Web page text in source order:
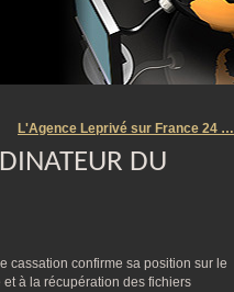
L'Agence Leprivé sur France 24 …
DU
cassation confirme sa position sur le
à la récupération des fichiers